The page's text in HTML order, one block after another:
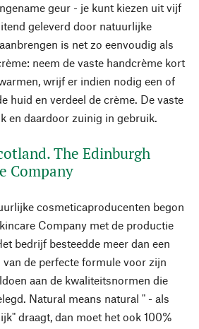
geur - je kunt kiezen uit vijf
geleverd door natuurlijke
is net zo eenvoudig als
neem de vaste handcrème kort
wrijf er indien nodig een of
huid en verdeel de crème. De vaste
en daardoor zuinig in gebruik.
The Edinburgh
Company
cosmeticaproducenten begon
Company met de productie
bedrijf besteedde meer dan een
de perfecte formule voor zijn
aan de kwaliteitsnormen die
Natural means natural " - als
draagt, dan moet het ook 100%